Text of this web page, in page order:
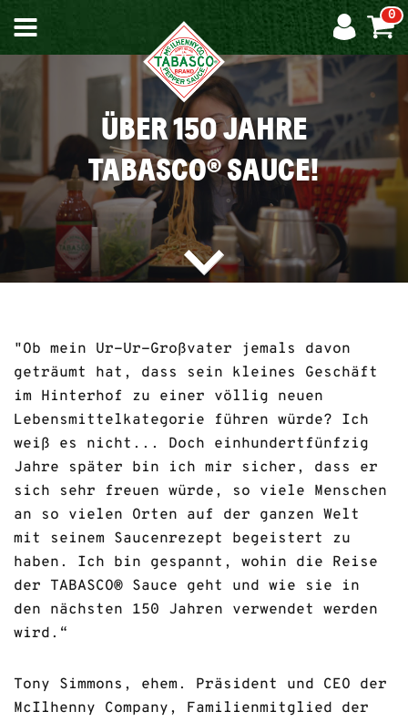
DIE
CHILI-
INSEL
UNSERE
SAUCEN
REZEPTE
SHOP
0
ÜBER 150 JAHRE
TABASCO® SAUCE!
"Ob mein Ur-Ur-Großvater jemals davon
geträumt hat, dass sein kleines Geschäft
im Hinterhof zu einer völlig neuen
Lebensmittelkategorie führen würde? Ich
weiß es nicht... Doch einhundertfünfzig
Jahre später bin ich mir sicher, dass er
sich sehr freuen würde, so viele Menschen
an so vielen Orten auf der ganzen Welt
mit seinem Saucenrezept begeistert zu
haben. Ich bin gespannt, wohin die Reise
der TABASCO® Sauce geht und wie sie in
den nächsten 150 Jahren verwendet werden
wird.“
Tony Simmons, ehem. Präsident und CEO der
McIlhenny Company, Familienmitglied der